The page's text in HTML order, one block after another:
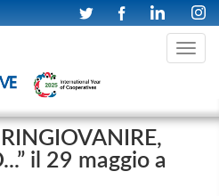
Toggle
il 29 maggio a